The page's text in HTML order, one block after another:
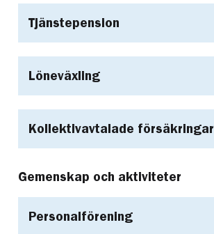
Tjänstepension
Löneväxling
Kollektivavtalade försäkringar
Gemenskap och aktiviteter
Personalförening